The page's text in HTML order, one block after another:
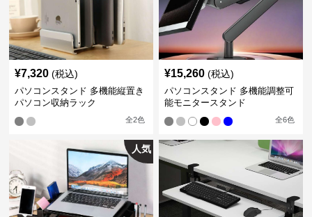
¥7,320 (税込)
パソコンスタンド 多機能縦置き
パソコン収納ラック
全2色
¥15,260 (税込)
パソコンスタンド 多機能調整可
能モニタースタンド
全6色
人気